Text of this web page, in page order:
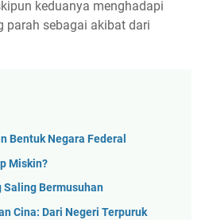
keduanya menghadapi
parah sebagai akibat dari
Bentuk Negara Federal
Miskin?
Saling Bermusuhan
Cina: Dari Negeri Terpuruk